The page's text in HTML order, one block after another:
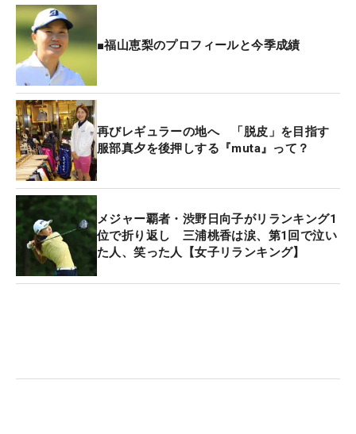
私にはぴったりです」と梅雨時のいま、最もその機
能性を発揮しているという。
デザイン面でも気に入っているのが、小物やバッグ
に描かれたトレードマークの「8」の文字。「この
数字は、実は縁があるんです・私のLPGA会員番号
が888なんです」と、なんとも偶然の一致。プロテ
スト合格から今年の8月1日でちょうど8年の節目。
何か動きそうな気配が数字の「8」には漂ってい
る。
17年にはステップ・アップ・ツアーで3勝をマー
ク。年間獲得賞金も1950万円を超え、賞金ランキン
■福山恵梨のプロフィールと今季成績
再びレギュラーの地へ 「脱皮」を目指す
服部真夕を後押しする『muta』って？
メジャー覇者・渋野日向子がリランキング1
位で折り返し 三浦桃香は涙、第1回で泣い
た人、笑った人【女子リランキング】